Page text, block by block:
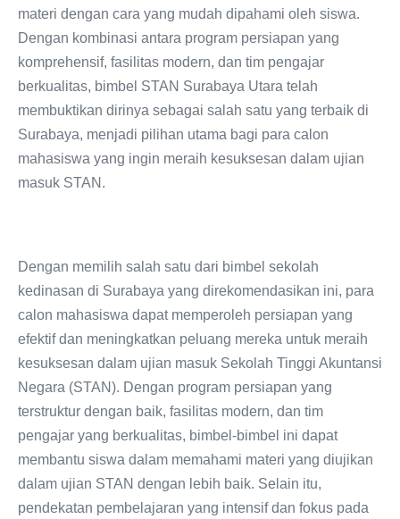
materi dengan cara yang mudah dipahami oleh siswa.
Dengan kombinasi antara program persiapan yang
komprehensif, fasilitas modern, dan tim pengajar
berkualitas, bimbel STAN Surabaya Utara telah
membuktikan dirinya sebagai salah satu yang terbaik di
Surabaya, menjadi pilihan utama bagi para calon
mahasiswa yang ingin meraih kesuksesan dalam ujian
masuk STAN.
Dengan memilih salah satu dari bimbel sekolah
kedinasan di Surabaya yang direkomendasikan ini, para
calon mahasiswa dapat memperoleh persiapan yang
efektif dan meningkatkan peluang mereka untuk meraih
kesuksesan dalam ujian masuk Sekolah Tinggi Akuntansi
Negara (STAN). Dengan program persiapan yang
terstruktur dengan baik, fasilitas modern, dan tim
pengajar yang berkualitas, bimbel-bimbel ini dapat
membantu siswa dalam memahami materi yang diujikan
dalam ujian STAN dengan lebih baik. Selain itu,
pendekatan pembelajaran yang intensif dan fokus pada